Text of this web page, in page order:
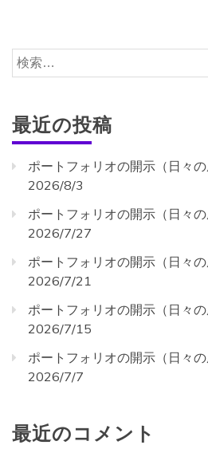
検
索:
最近の投稿
ポートフォリオの開示（日々
2026/8/3
ポートフォリオの開示（日々
2026/7/27
ポートフォリオの開示（日々
2026/7/21
ポートフォリオの開示（日々
2026/7/15
ポートフォリオの開示（日々
2026/7/7
最近のコメント